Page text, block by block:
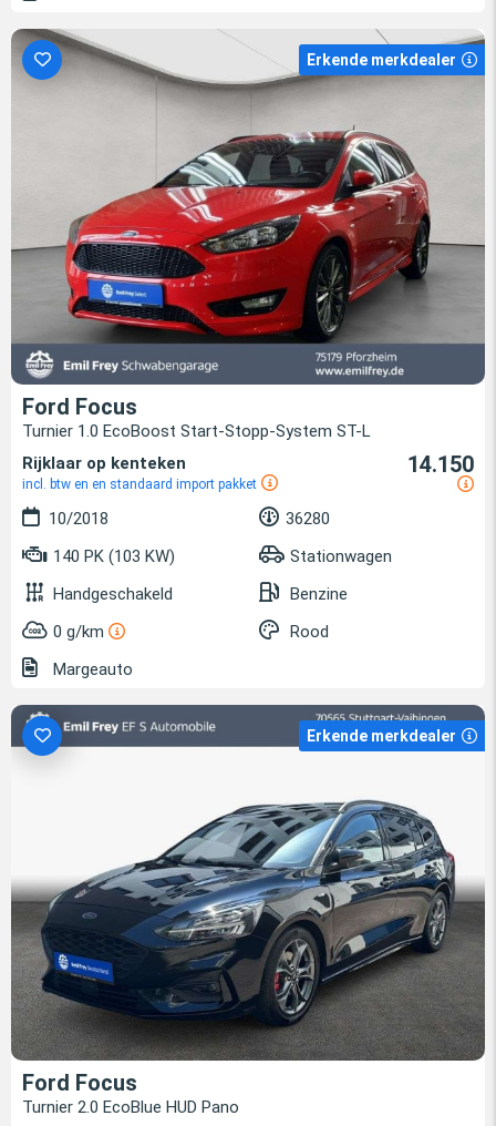
Erkende merkdealer
Ford Focus
Turnier 1.0 EcoBoost Start-Stopp-System ST-L
Rijklaar op kenteken
incl. btw en en standaard import pakket
14.150
10/2018
36280
140 PK (103 KW)
Stationwagen
Handgeschakeld
Benzine
0 g/km
Rood
Margeauto
Erkende merkdealer
Ford Focus
Turnier 2.0 EcoBlue HUD Pano